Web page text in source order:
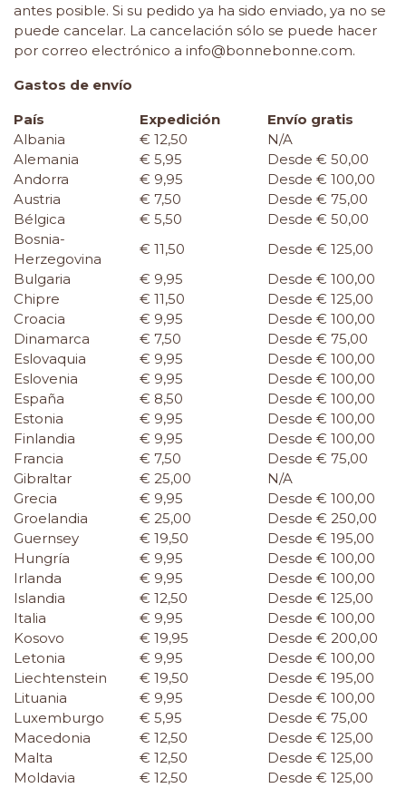
antes posible. Si su pedido ya ha sido enviado, ya no se
puede cancelar. La cancelación sólo se puede hacer
por correo electrónico a info@bonnebonne.com.
Gastos de envío
País
Expedición
Envío gratis
Albania
€ 12,50
N/A
Alemania
€ 5,95
Desde € 50,00
Andorra
€ 9,95
Desde € 100,00
Austria
€ 7,50
Desde € 75,00
Bélgica
€ 5,50
Desde € 50,00
Bosnia-
Herzegovina
€ 11,50
Desde € 125,00
Bulgaria
€ 9,95
Desde € 100,00
Chipre
€ 11,50
Desde € 125,00
Croacia
€ 9,95
Desde € 100,00
Dinamarca
€ 7,50
Desde € 75,00
Eslovaquia
€ 9,95
Desde € 100,00
Eslovenia
€ 9,95
Desde € 100,00
España
€ 8,50
Desde € 100,00
Estonia
€ 9,95
Desde € 100,00
Finlandia
€ 9,95
Desde € 100,00
Francia
€ 7,50
Desde € 75,00
Gibraltar
€ 25,00
N/A
Grecia
€ 9,95
Desde € 100,00
Groelandia
€ 25,00
Desde € 250,00
Guernsey
€ 19,50
Desde € 195,00
Hungría
€ 9,95
Desde € 100,00
Irlanda
€ 9,95
Desde € 100,00
Islandia
€ 12,50
Desde € 125,00
Italia
€ 9,95
Desde € 100,00
Kosovo
€ 19,95
Desde € 200,00
Letonia
€ 9,95
Desde € 100,00
Liechtenstein
€ 19,50
Desde € 195,00
Lituania
€ 9,95
Desde € 100,00
Luxemburgo
€ 5,95
Desde € 75,00
Macedonia
€ 12,50
Desde € 125,00
Malta
€ 12,50
Desde € 125,00
Moldavia
€ 12,50
Desde € 125,00